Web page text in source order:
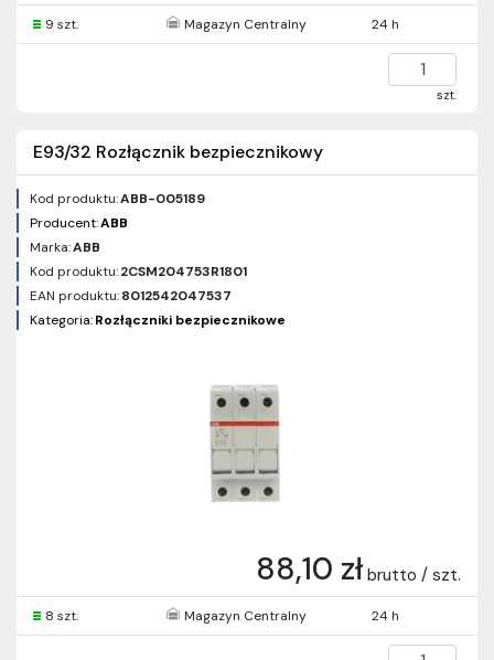
9 szt. Magazyn Centralny 24 h
szt.
E93/32 Rozłącznik bezpiecznikowy
Kod produktu:ABB-005189
Producent:ABB
Marka:ABB
Kod produktu:2CSM204753R1801
EAN produktu:8012542047537
Kategoria:Rozłączniki bezpiecznikowe
88,10 zł brutto / szt.
8 szt. Magazyn Centralny 24 h